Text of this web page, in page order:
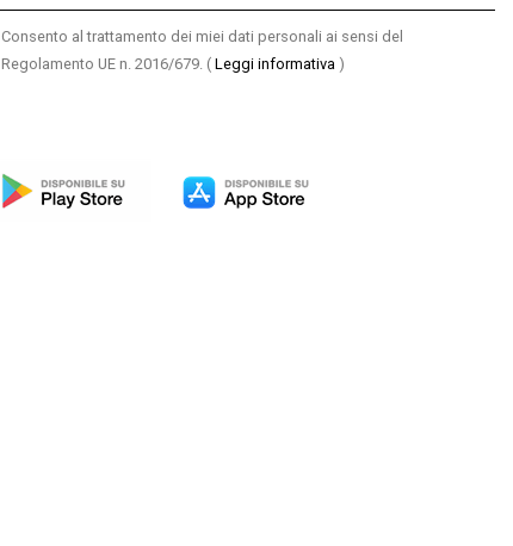
Consento al trattamento dei miei dati personali ai sensi del
Regolamento UE n. 2016/679. ( Leggi informativa )